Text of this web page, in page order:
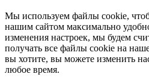
Мы используем файлы cookie,
нашим сайтом максимально
изменения настроек, мы будем
получать все файлы cookie на
вы хотите, вы можете изменить
любое время.